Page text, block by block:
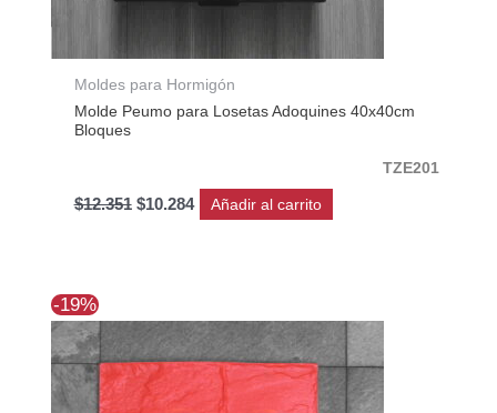
Moldes para Hormigón
Molde Peumo para Losetas Adoquines 40x40cm
Bloques
TZE201
$12.351 $10.284 Añadir al carrito
-19%
precio
original
era:
$139.607.
precio
actual
es:
$113.255.